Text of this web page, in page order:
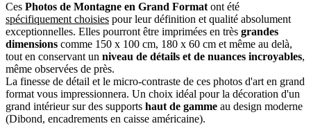
Ces Photos de Montagne en Grand Format ont été
spécifiquement choisies pour leur définition et qualité absolument
exceptionnelles. Elles pourront être imprimées en très grandes
dimensions comme 150 x 100 cm, 180 x 60 cm et même au delà,
tout en conservant un niveau de détails et de nuances incroyables,
même observées de près.
La finesse de détail et le micro-contraste de ces photos d'art en grand
format vous impressionnera. Un choix idéal pour la décoration d'un
grand intérieur sur des supports haut de gamme au design moderne
(Dibond, encadrements en caisse américaine).